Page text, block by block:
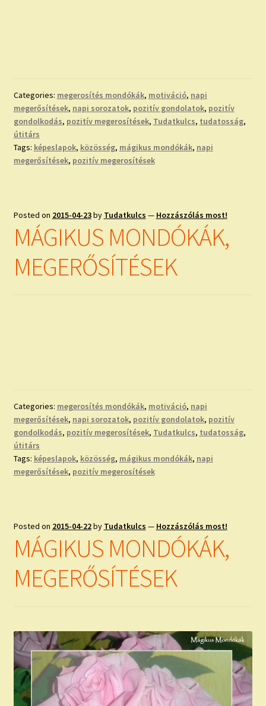
Categories: megerosítés mondókák, motiváció, napi
megerősítések, napi sorozatok, pozitív gondolatok, pozitív
gondolkodás, pozitív megerosítések, Tudatkulcs, tudatosság,
útitárs
Tags: képeslapok, közösség, mágikus mondókák, napi
megerősítések, pozitív megerosítések
Posted on 2015-04-23by Tudatkulcs — Hozzászólás most!
MÁGIKUS MONDÓKÁK,
MEGERŐSÍTÉSEK
Categories: megerosítés mondókák, motiváció, napi
megerősítések, napi sorozatok, pozitív gondolatok, pozitív
gondolkodás, pozitív megerosítések, Tudatkulcs, tudatosság,
útitárs
Tags: képeslapok, közösség, mágikus mondókák, napi
megerősítések, pozitív megerosítések
Posted on 2015-04-22by Tudatkulcs — Hozzászólás most!
MÁGIKUS MONDÓKÁK,
MEGERŐSÍTÉSEK